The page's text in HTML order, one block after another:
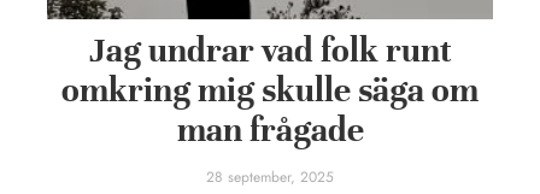
Jag undrar vad folk runt
omkring mig skulle säga om
man frågade
28 september, 2025